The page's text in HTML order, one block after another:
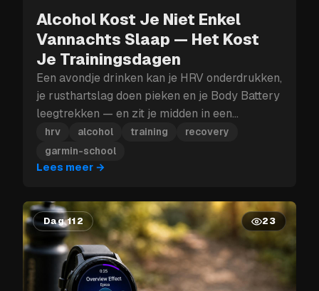
Alcohol Kost Je Niet Enkel
Vannachts Slaap — Het Kost
Je Trainingsdagen
Een avondje drinken kan je HRV onderdrukken,
je rusthartslag doen pieken en je Body Battery
leegtrekken — en zit je midden in een
trainingsblok, dan kan die herstelklap je meer
kosten dan enkel morgen.
hrv alcohol training
recovery
garmin-school
Lees meer →
Dag 112 23